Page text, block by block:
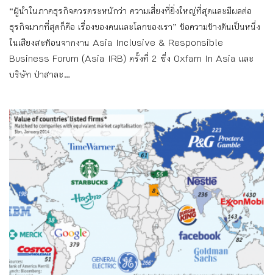
“ผู้นำในภาคธุรกิจควรตระหนักว่า ความเสี่ยงที่ยิ่งใหญ่ที่สุดและมีผลต่อ
ธุรกิจมากที่สุดก็คือ เรื่องของคนและโลกของเรา” ข้อความข้างต้นเป็นหนึ่ง
ในเสียงสะท้อนจากงาน Asia Inclusive & Responsible
Business Forum (Asia IRB) ครั้งที่ 2 ซึ่ง Oxfam In Asia และ
บริษัท ป่าสาละ...